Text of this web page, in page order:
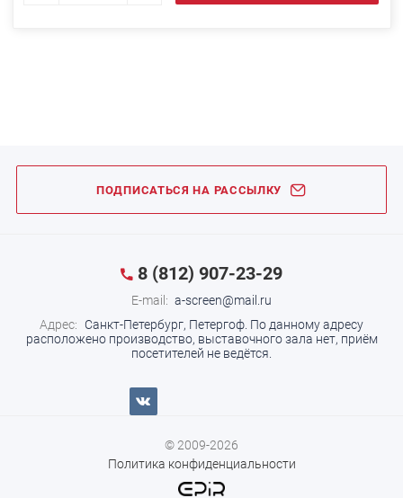
ПОДПИСАТЬСЯ НА РАССЫЛКУ
8 (812) 907-23-29
E-mail: a-screen@mail.ru
Адрес:
Санкт-Петербург, Петергоф. По данному адресу
расположено производство, выставочного зала нет, приём
посетителей не ведётся.
© 2009-2026
Политика конфиденциальности